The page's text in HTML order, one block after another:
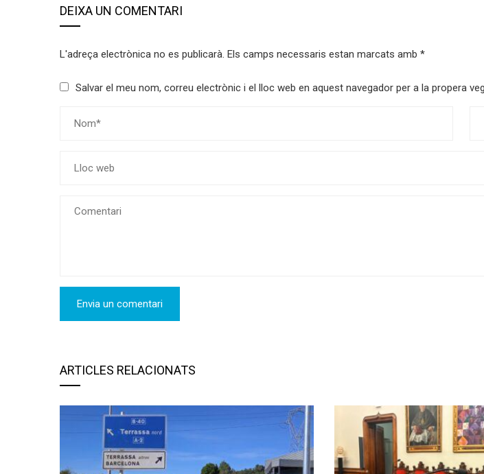
DEIXA UN COMENTARI
L'adreça electrònica no es publicarà. Els camps necessaris estan marcats amb *
Salvar el meu nom, correu electrònic i el lloc web en aquest navegador per a la propera
ARTICLES RELACIONATS